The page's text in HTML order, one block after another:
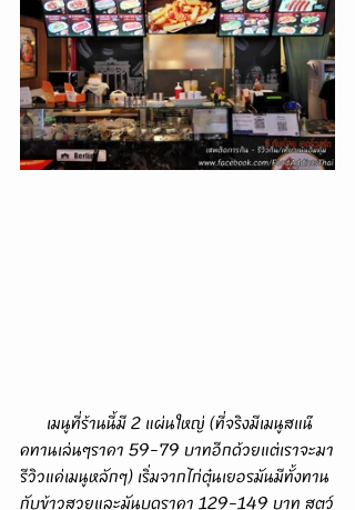
คทานเล่นๆราคา 59-79 บาทอีกด้วยแต่เราจะมา
รีวิวแค่เมนูหลักๆ) เริ่มจากไก่ตุ๋นเยอรมันมีทั้งทาน
กับข้าวสวยและมันบดราคา 129-149 บาท สตูว์